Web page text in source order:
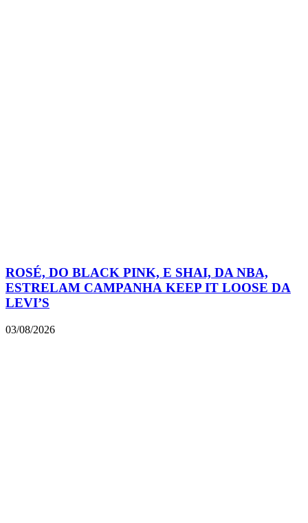
ROSÉ, DO BLACK PINK, E SHAI, DA NBA,
ESTRELAM CAMPANHA KEEP IT LOOSE DA
LEVI’S
03/08/2026